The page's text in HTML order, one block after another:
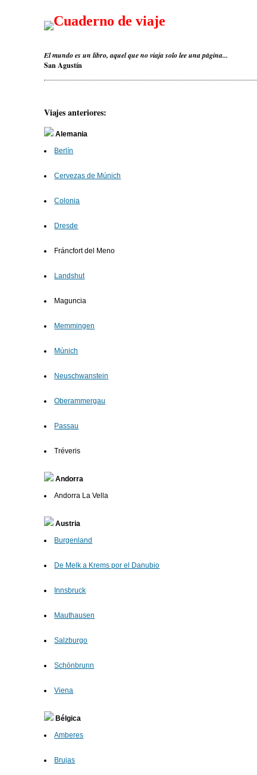
Cuaderno de viaje
El mundo es un libro, aquel que no viaja solo lee una página...
San Agustín
Viajes anteriores:
Alemania
Berlín
Cervezas de Múnich
Colonia
Dresde
Fráncfort del Meno
Landshut
Maguncia
Memmingen
Múnich
Neuschwanstein
Oberammergau
Passau
Tréveris
Andorra
Andorra La Vella
Austria
Burgenland
De Melk a Krems por el Danubio
Innsbruck
Mauthausen
Salzburgo
Schönbrunn
Viena
Bélgica
Amberes
Brujas